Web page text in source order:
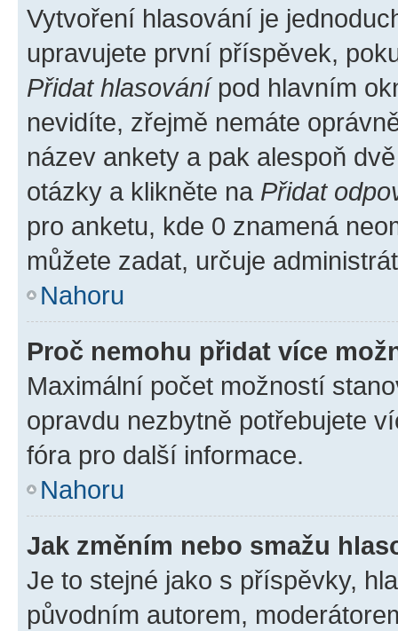
Vytvoření hlasování je
upravujete první příspěvek,
Přidat hlasovánípod hlavním
nevidíte, zřejmě nemáte
název ankety a pak alespoň
otázky a klikněte na Přidat
pro anketu, kde 0 znamená
můžete zadat, určuje
Nahoru
Proč nemohu přidat více
Maximální počet možností
opravdu nezbytně potřebujete
fóra pro další informace.
Nahoru
Jak změním nebo smažu
Je to stejné jako s příspěvky,
původním autorem,